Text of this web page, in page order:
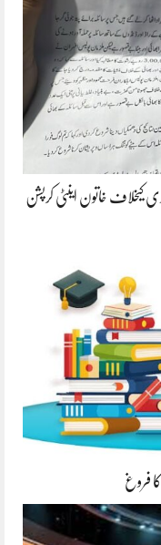
کیخلاف خاتون اینٹی کرپشن
فروغ